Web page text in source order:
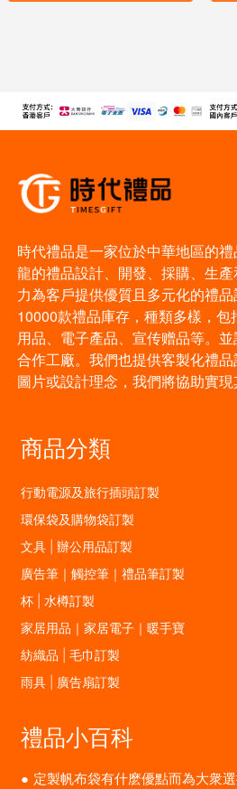
時代禮品是一家位於中華地區的
龍的禮品設計、開發、採購、生
力為客戶提供優質且多元化的禮
10000款禮品庫存，種類多樣，
用品、電子產品、宣传赠品等。
合作工廠。我們也提供客製化禮
圖片或設計理念，我們將協助實現
商品分類
行動電源及旅行插頭訂製
環保袋及購物袋訂製
文具 | 辦公用品訂製
廣告筆｜觸控筆｜禮品筆訂製
杯 | 水樽訂製
家居用品｜家居電子｜暖手寶
紡織品 | 毛巾訂製
雨具 | 廣告扇訂製
禮品小百科
定製帆布袋有什麽優點而為大衆